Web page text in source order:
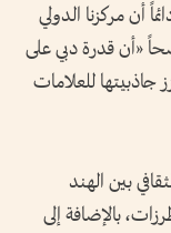
أن مركزنا الدولي
«أن قدرة دبي على
للعلامات
بين الهند
بالإضافة إلى